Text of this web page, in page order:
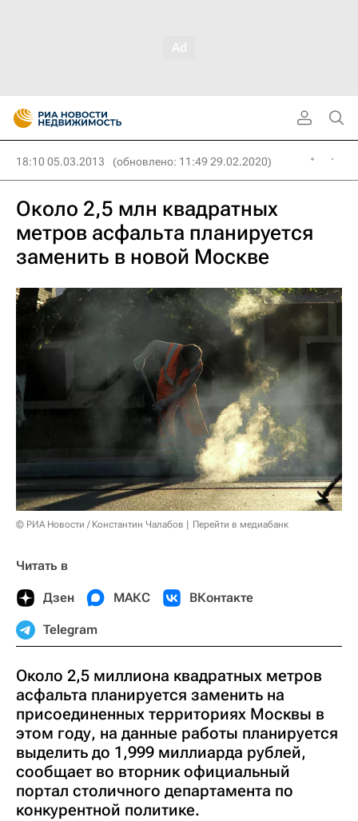
18:10 05.03.2013 (обновлено: 11:49 29.02.2020)
Около 2,5 млн квадратных
метров асфальта планируется
заменить в новой Москве
© РИА Новости / Константин Чалабов Перейти в медиабанк
Читать в
Дзен МАКС ВКонтакте
Telegram
Около 2,5 миллиона квадратных метров
асфальта планируется заменить на
присоединенных территориях Москвы в
этом году, на данные работы планируется
выделить до 1,999 миллиарда рублей,
сообщает во вторник официальный
портал столичного департамента по
конкурентной политике.